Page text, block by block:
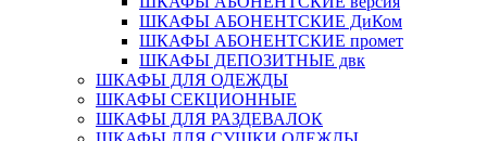
ШКАФЫ АБОНЕНТСКИЕ ДиКом
ШКАФЫ АБОНЕНТСКИЕ промет
ШКАФЫ ДЕПОЗИТНЫЕ двк
ШКАФЫ ДЛЯ ОДЕЖДЫ
ШКАФЫ СЕКЦИОННЫЕ
ШКАФЫ ДЛЯ РАЗДЕВАЛОК